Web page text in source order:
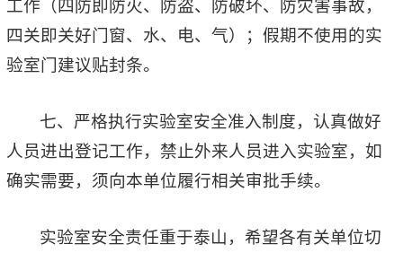
工作（四防即防火、防盗、防破坏、防灾害事故，
四关即关好门窗、水、电、气）；假期不使用的实
验室门建议贴封条。
七、严格执行实验室安全准入制度，认真做好
人员进出登记工作，禁止外来人员进入实验室，如
确实需要，须向本单位履行相关审批手续。
实验室安全责任重于泰山，希望各有关单位切